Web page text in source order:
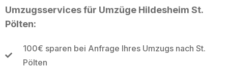
Umzugsservices für Umzüge Hildesheim St.
Pölten:
100€ sparen bei Anfrage Ihres Umzugs nach St.
Pölten